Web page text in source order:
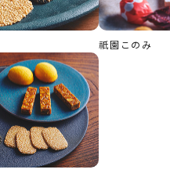
祇園このみ